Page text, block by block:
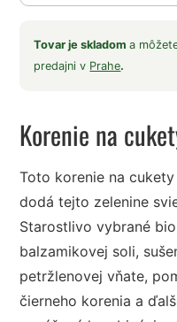
Tovar je skladoma
predajni v Prahe.
Korenie na
Toto korenie na
dodá tejto zelenine
Starostlivo vybrané
balzamikovej soli,
petržlenovej vňate,
čierneho korenia a